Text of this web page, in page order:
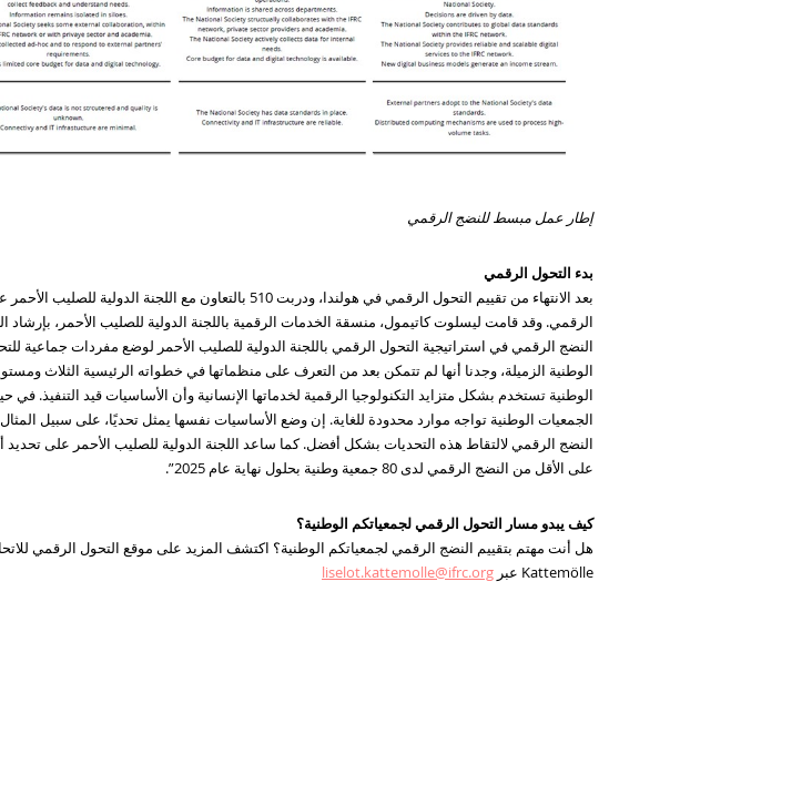
إطار عمل مبسط للنضج الرقمي
بدء التحول الرقمي
بعد الانتهاء من تقييم التحول الرقمي في هولندا، ودربت 510
الرقمي. وقد قامت ليسلوت كاتيمول، منسقة الخدمات الرقمية باللجنة الدولية للصليب الأحمر، بإرشاد
النضج الرقمي في استراتيجية التحول الرقمي باللجنة الدولية للصليب الأحمر لوضع مفردات جماعية
الوطنية الزميلة، وجدنا أنها لم تتمكن بعد من التعرف على منظماتها في خطواته الرئيسية الثلاث
الوطنية تستخدم بشكل متزايد التكنولوجيا الرقمية لخدماتها الإنسانية وأن الأساسيات قيد التنفيذ.
الجمعيات الوطنية تواجه موارد محدودة للغاية. إن وضع الأساسيات نفسها يمثل تحديًا، على سبيل
النضج الرقمي لالتقاط هذه التحديات بشكل أفضل. كما ساعد اللجنة الدولية للصليب الأحمر على
على الأقل من النضج الرقمي لدى 80 جمعية وطنية بحلول نهاية عام 2025”.
كيف يبدو مسار التحول الرقمي لجمعياتكم الوطنية؟
هل أنت مهتم بتقييم النضج الرقمي لجمعياتكم الوطنية؟ اكتشف المزيد على موقع التحول الرقمي
Kattemölle عبر
liselot.kattemolle@ifrc.org